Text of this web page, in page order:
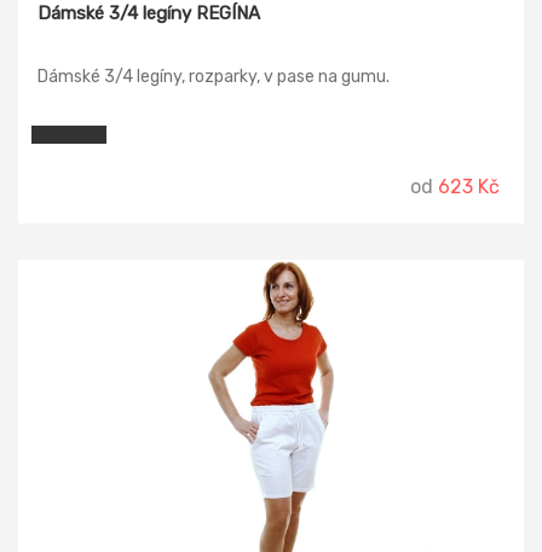
Dámské 3/4 legíny REGÍNA
Dámské 3/4 legíny, rozparky, v pase na gumu.
od 623 Kč